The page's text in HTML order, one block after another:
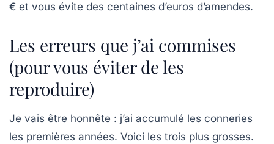
€ et vous évite des centaines d’euros d’amendes.
Les erreurs que j’ai commises
(pour vous éviter de les
reproduire)
Je vais être honnête : j’ai accumulé les conneries
les premières années. Voici les trois plus grosses.